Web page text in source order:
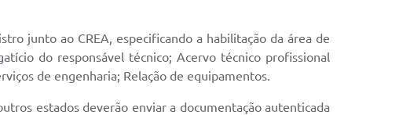
junto ao CREA, especificando a habilitação da área de
do responsável técnico; Acervo técnico profissional
de engenharia; Relação de equipamentos.
estados deverão enviar a documentação autenticada